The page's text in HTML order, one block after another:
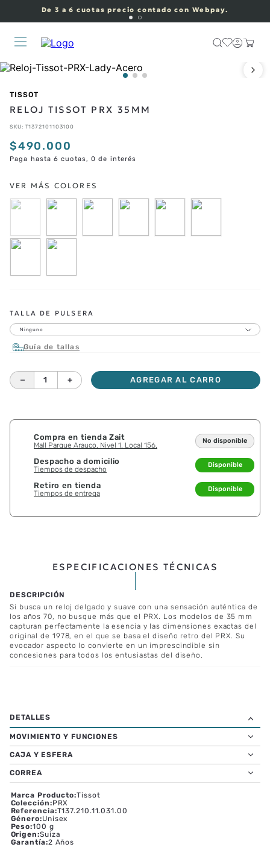
De 3 a 6 cuotas precio contado con Webpay.
TISSOT
RELOJ TISSOT PRX 35MM
SKU: T1372101103100
$490.000
Paga hasta 6 cuotas, 0 de interés
TALLA DE PULSERA
Ninguno
Guía de tallas
＋
－ AGREGAR AL CARRO
Compra en tienda Zait
Mall Parque Arauco, Nivel 1. Local 156.
No disponible
Despacho a domicilio
Tiempos de despacho
Disponible
Retiro en tienda
Tiempos de entrega
Disponible
ESPECIFICACIONES TÉCNICAS
Si busca un reloj delgado y suave con una sensación auténtica de
los años 70, no busque más que el PRX. Los modelos de 35 mm
capturan perfectamente la esencia y las dimensiones exactas del
original de 1978, en el que se basa el diseño retro del PRX. Su
evocador aspecto lo convierte en un imprescindible sin
concesiones para todos los entusiastas del diseño.
MOVIMIENTO Y FUNCIONES
CAJA Y ESFERA
CORREA
Marca Producto:Tissot
Colección:PRX
Referencia:T137.210.11.031.00
Género:Unisex
Peso:100 g
Origen:Suiza
Garantía:2 Años